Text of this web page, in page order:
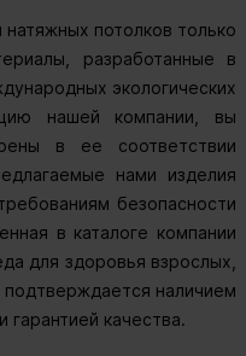
потолков только
разработанные в
экологических
нашей компании, вы
в ее соответствии
нами изделия
безопасности
в каталоге компании
для здоровья взрослых,
наличием
качества.